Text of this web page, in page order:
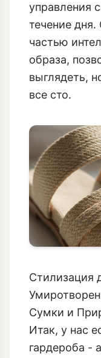
управления
течение
частью
образа,
выглядеть,
все сто.
Стилизация
Сумки и
Итак, у нас
гардероба -